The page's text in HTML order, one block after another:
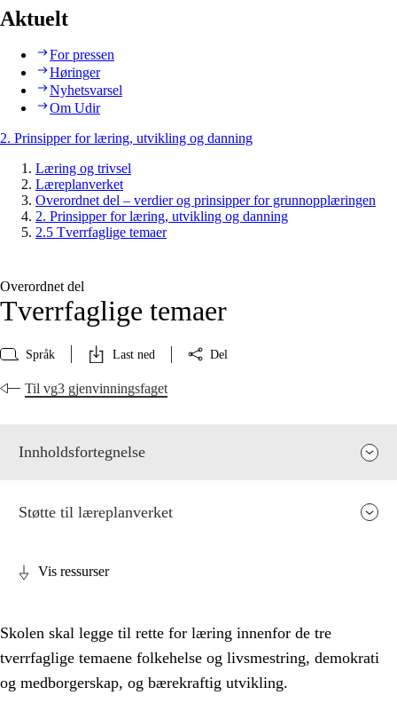
Aktuelt
For pressen
Høringer
Nyhetsvarsel
Om Udir
2. Prinsipper for læring, utvikling og danning
Læring og trivsel
Læreplanverket
Overordnet del – verdier og prinsipper for grunnopplæringen
2. Prinsipper for læring, utvikling og danning
2.5 Tverrfaglige temaer
Overordnet del
Tverrfaglige temaer
Språk Last ned Del
Til vg3 gjenvinningsfaget
Innholdsfortegnelse
Støtte til læreplanverket
Vis ressurser
Skolen skal legge til rette for læring innenfor de tre
tverrfaglige temaene folkehelse og livsmestring, demokrati
og medborgerskap, og bærekraftig utvikling.